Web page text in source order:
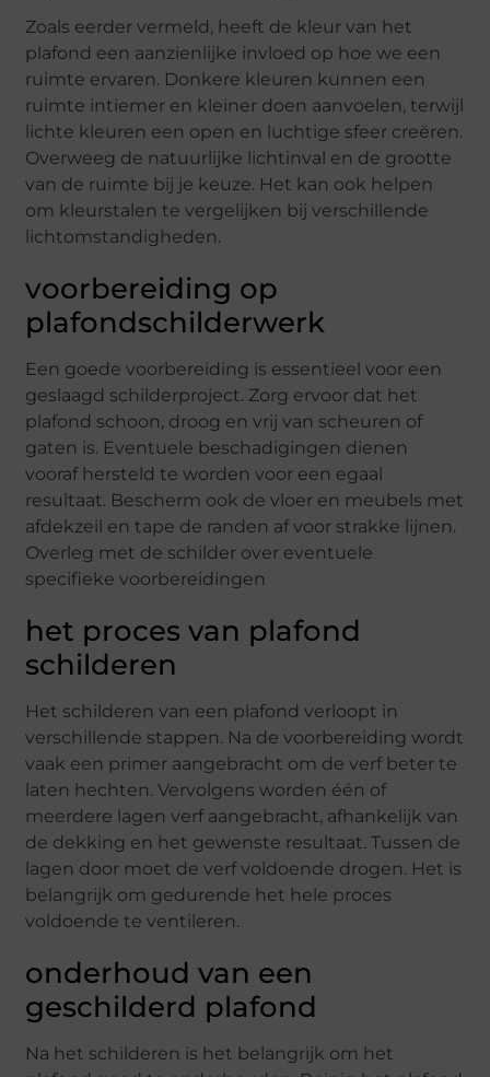
Zoals eerder vermeld, heeft de kleur van het
plafond een aanzienlijke invloed op hoe we een
ruimte ervaren. Donkere kleuren kunnen een
ruimte intiemer en kleiner doen aanvoelen, terwijl
lichte kleuren een open en luchtige sfeer creëren.
Overweeg de natuurlijke lichtinval en de grootte
van de ruimte bij je keuze. Het kan ook helpen
om kleurstalen te vergelijken bij verschillende
lichtomstandigheden.
voorbereiding op
plafondschilderwerk
Een goede voorbereiding is essentieel voor een
geslaagd schilderproject. Zorg ervoor dat het
plafond schoon, droog en vrij van scheuren of
gaten is. Eventuele beschadigingen dienen
vooraf hersteld te worden voor een egaal
resultaat. Bescherm ook de vloer en meubels met
afdekzeil en tape de randen af voor strakke lijnen.
Overleg met de schilder over eventuele
specifieke voorbereidingen
het proces van plafond
schilderen
Het schilderen van een plafond verloopt in
verschillende stappen. Na de voorbereiding wordt
vaak een primer aangebracht om de verf beter te
laten hechten. Vervolgens worden één of
meerdere lagen verf aangebracht, afhankelijk van
de dekking en het gewenste resultaat. Tussen de
lagen door moet de verf voldoende drogen. Het is
belangrijk om gedurende het hele proces
voldoende te ventileren.
onderhoud van een
geschilderd plafond
Na het schilderen is het belangrijk om het